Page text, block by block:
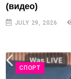
(видео)
JULY 29, 2026
СПОРТ